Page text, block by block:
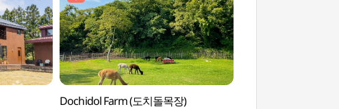
Dochidol Farm (도치돌목장)